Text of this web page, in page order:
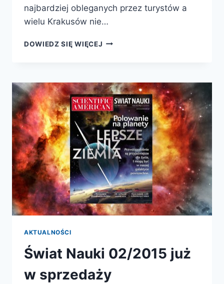
najbardziej obleganych przez turystów a
wielu Krakusów nie…
DOWIEDZ SIĘ WIĘCEJ HISTORIA
W
KRAKOWIE
AKTUALNOŚCI
Świat Nauki 02/2015 już
w sprzedaży